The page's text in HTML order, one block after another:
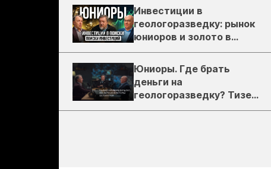
Инвестиции в
геологоразведку: рынок
юниоров и золото в
России
Юниоры. Где брать
деньги на
геологоразведку? Тизер
подкаста ЗиТ №1